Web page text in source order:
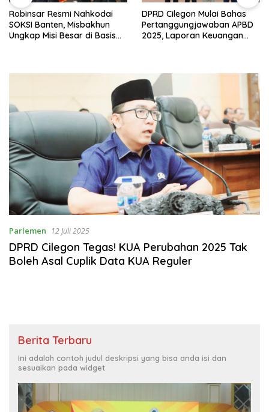
Robinsar Resmi Nahkodai
SOKSI Banten, Misbakhun
Ungkap Misi Besar di Basis
DPRD Cilegon Mulai Bahas
Pertanggungjawaban APBD
2025, Laporan Keuangan
Parlemen 12 Juli 2025
DPRD Cilegon Tegas! KUA Perubahan 2025 Tak
Boleh Asal Cuplik Data KUA Reguler
Berita Terbaru
Ini adalah contoh judul deskripsi yang bisa anda isi dan
sesuaikan pada widget